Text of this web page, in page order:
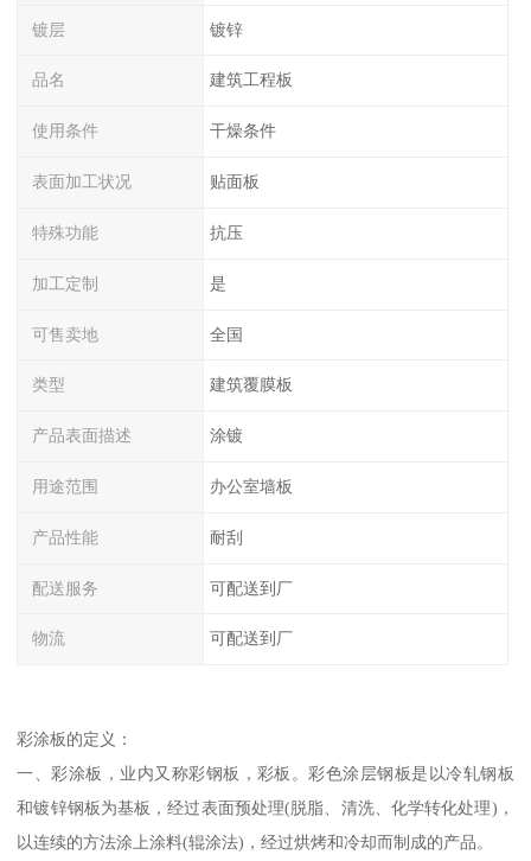
镀层 镀锌
品名 建筑工程板
使用条件 干燥条件
表面加工状况 贴面板
特殊功能 抗压
加工定制 是
可售卖地 全国
类型 建筑覆膜板
产品表面描述 涂镀
用途范围 办公室墙板
产品性能 耐刮
配送服务 可配送到厂
物流 可配送到厂
彩涂板的定义：
一、彩涂板，业内又称彩钢板，彩板。彩色涂层钢板是以冷轧钢板
和镀锌钢板为基板，经过表面预处理(脱脂、清洗、化学转化处理)，
以连续的方法涂上涂料(辊涂法)，经过烘烤和冷却而制成的产品。